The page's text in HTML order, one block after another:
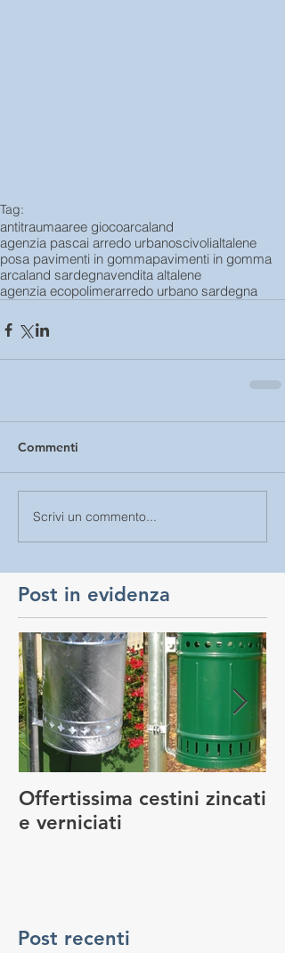
Tag:
antitraumaaree giocoarcaland
agenzia pascai arredo urbanoscivolialtalene
posa pavimenti in gommapavimenti in gomma
arcaland sardegnavendita altalene
agenzia ecopolimerarredo urbano sardegna
Commenti
Scrivi un commento...
Post in evidenza
Offertissima cestini zincati
e verniciati
Post recenti